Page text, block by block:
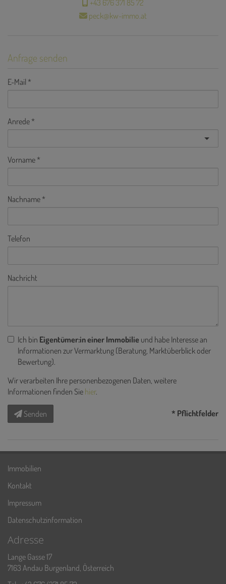
+43 676 371 85 72
peck@kw-immo.at
Anfrage senden
E-Mail
Anrede
Vorname
Nachname
Telefon
Nachricht
Ich bin Eigentümer:in einer Immobilie und habe Interesse an
Informationen zur Vermarktung (Beratung, Marktüberblick oder
Bewertung).
Wir verarbeiten Ihre personenbezogenen Daten, weitere
Informationen finden Sie hier.
Senden * Pflichtfelder
Immobilien
Kontakt
Impressum
Datenschutzinformation
Adresse
Lange Gasse 17
7163 Andau Burgenland, Österreich